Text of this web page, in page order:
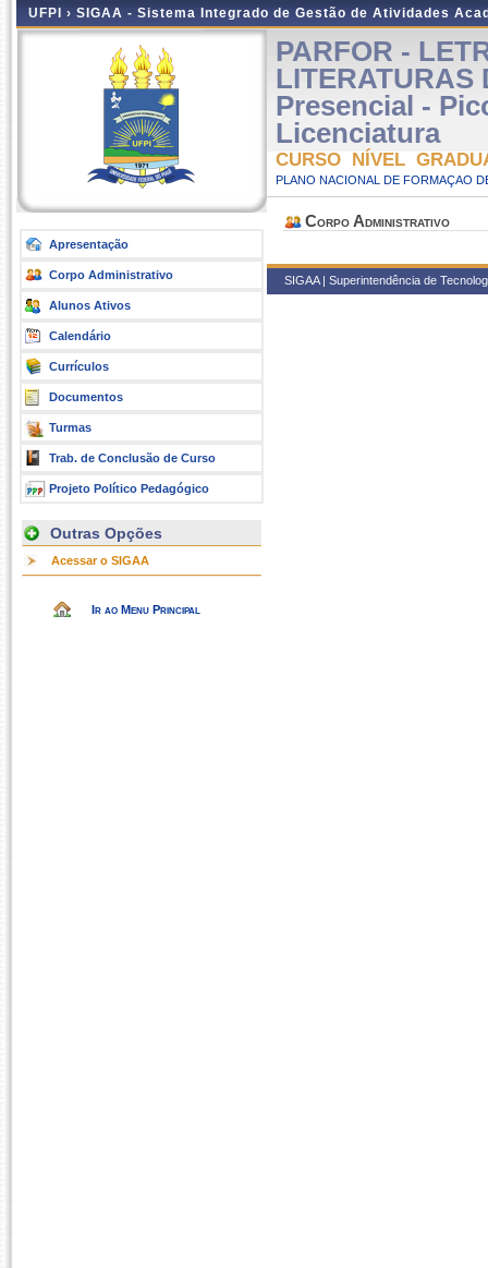
UFPI › SIGAA - Sistema Integrado de Gestão de Atividades
Apresentação
Corpo Administrativo
Alunos Ativos
Calendário
Currículos
Documentos
Turmas
Trab. de Conclusão de Curso
Projeto Político Pedagógico
Outras Opções
Acessar o SIGAA
Ir ao Menu Principal
PARFOR -
LITERATURAS
Presencial -
Licenciatura
CURSO NÍVEL
PLANO NACIONAL DE FORMAÇAO
Corpo Administrativo
SIGAA | Superintendência de